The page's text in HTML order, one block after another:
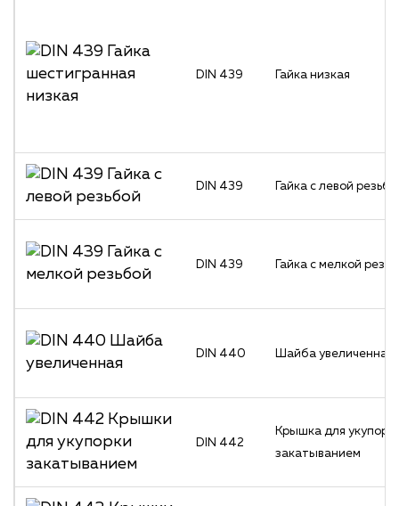
DIN 439 Гайка низкая
DIN 439 Гайка с левой
DIN 439 Гайка с мелкой
DIN 440 Шайба увеличенная
DIN 442
Крышка для
закатыванием